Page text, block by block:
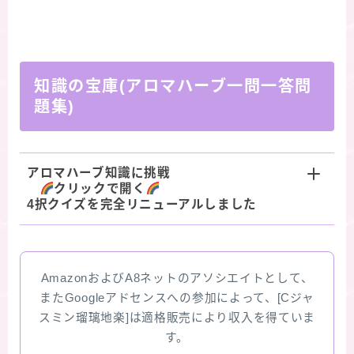
知識の宝庫(アロマハーブ一問一答問
題集)
アロマハーブ知識に挑戦
クリックで開く
4択クイズを完全リニューアルしました
AmazonおよびA8ネットのアソシエイトとして、
またGoogleアドセンスへの参加によって、[Cジャ
スミン瑠璃地楽]は適格販売により収入を得ていま
す。